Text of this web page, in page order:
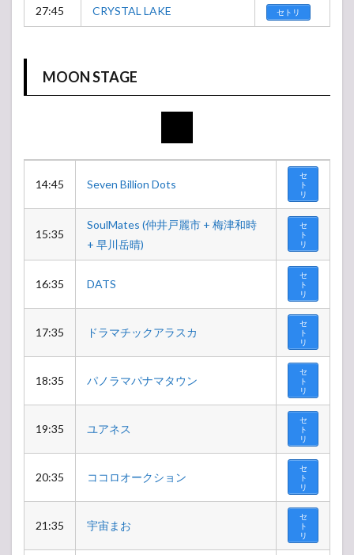
27:45 CRYSTAL LAKE セトリ
MOON STAGE
14:45 Seven Billion Dots
セ
ト
リ
15:35
SoulMates (仲井戸麗市 + 梅津和時
+ 早川岳晴)
セ
ト
リ
16:35 DATS
セ
ト
リ
17:35 ドラマチックアラスカ
セ
ト
リ
18:35 パノラマパナマタウン
セ
ト
リ
19:35 ユアネス
セ
ト
リ
20:35 ココロオークション
セ
ト
リ
21:35 宇宙まお
セ
ト
リ